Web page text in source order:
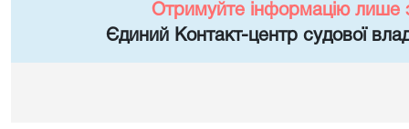
Отримуйте інформацію лише
Єдиний Контакт-центр судової